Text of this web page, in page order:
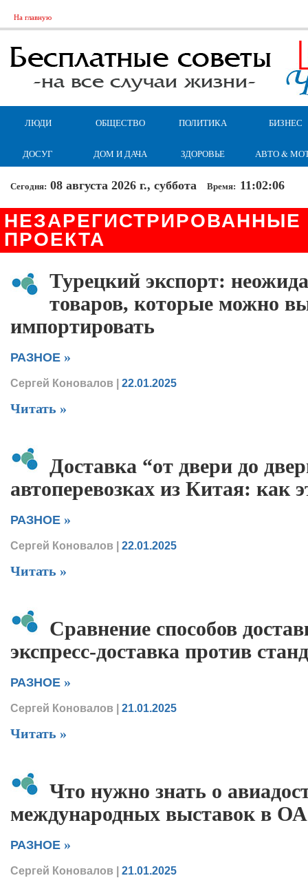
На главную
ЛЮДИ ОБЩЕСТВО ПОЛИТИКА БИЗНЕС
ДОСУГ ДОМ И ДАЧА ЗДОРОВЬЕ АВТО &
Сегодня: 08 августа 2026 г., суббота Время: 11:02:07
ПРОЕКТА
Турецкий экспорт:
товаров, которые можно
импортировать
РАЗНОЕ »
Сергей Коновалов 22.01.2025
Читать »
Доставка “от двери до
автоперевозках из Китая: как
РАЗНОЕ »
Сергей Коновалов 22.01.2025
Читать »
Сравнение способов
экспресс-доставка против
РАЗНОЕ »
Сергей Коновалов 21.01.2025
Читать »
Что нужно знать о
международных выставок в
РАЗНОЕ »
Сергей Коновалов | 21.01.2025